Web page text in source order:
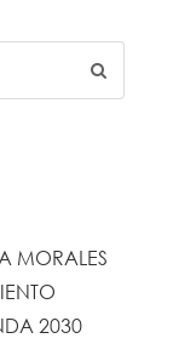
MORALES
2030